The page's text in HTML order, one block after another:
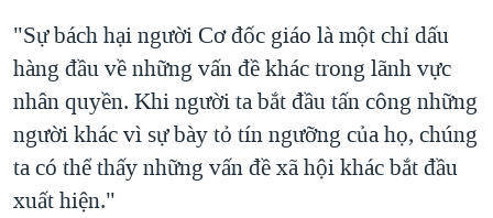
"Sự bách hại người Cơ đốc giáo là một chỉ dấu
hàng đầu về những vấn đề khác trong lãnh vực
nhân quyền. Khi người ta bắt đầu tấn công những
người khác vì sự bày tỏ tín ngưỡng của họ, chúng
ta có thể thấy những vấn đề xã hội khác bắt đầu
xuất hiện."